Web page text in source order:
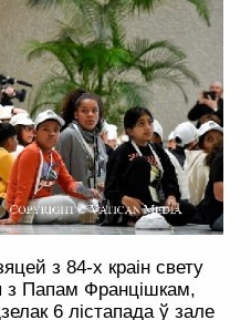
з 84-х краін свету
з Папам Францішкам,
6 лістапада ў зале